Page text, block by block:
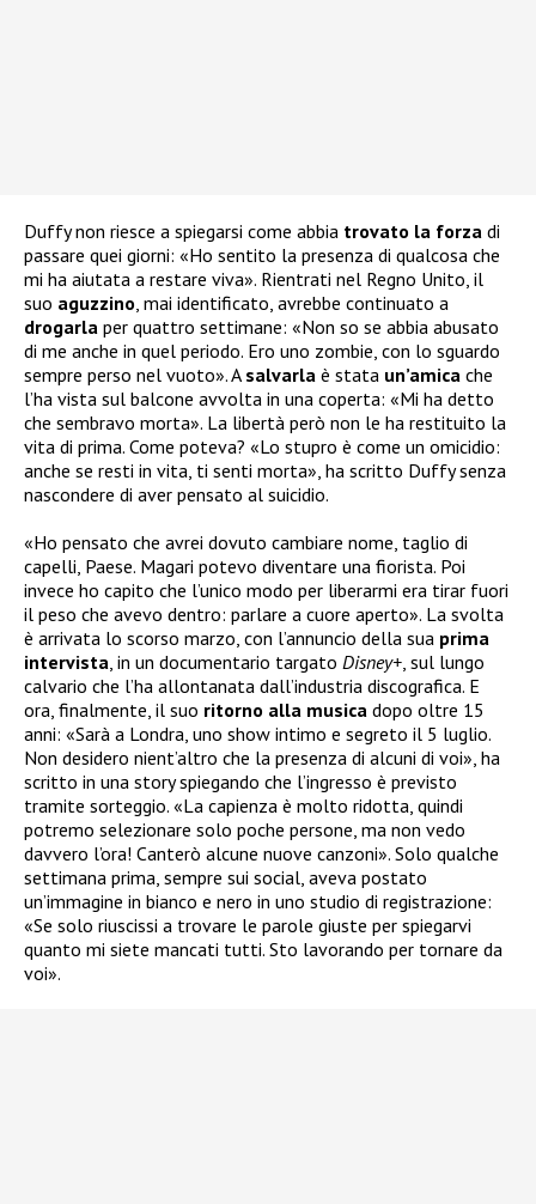
Duffy non riesce a spiegarsi come abbia trovato la forza di
passare quei giorni: «Ho sentito la presenza di qualcosa che
mi ha aiutata a restare viva». Rientrati nel Regno Unito, il
suo aguzzino, mai identificato, avrebbe continuato a
drogarla per quattro settimane: «Non so se abbia abusato
di me anche in quel periodo. Ero uno zombie, con lo sguardo
sempre perso nel vuoto». A salvarla è stata un’amica che
l’ha vista sul balcone avvolta in una coperta: «Mi ha detto
che sembravo morta». La libertà però non le ha restituito la
vita di prima. Come poteva? «Lo stupro è come un omicidio:
anche se resti in vita, ti senti morta», ha scritto Duffy senza
nascondere di aver pensato al suicidio.
«Ho pensato che avrei dovuto cambiare nome, taglio di
capelli, Paese. Magari potevo diventare una fiorista. Poi
invece ho capito che l’unico modo per liberarmi era tirar fuori
il peso che avevo dentro: parlare a cuore aperto». La svolta
è arrivata lo scorso marzo, con l’annuncio della sua prima
intervista, in un documentario targato Disney+, sul lungo
calvario che l’ha allontanata dall’industria discografica. E
ora, finalmente, il suo ritorno alla musica dopo oltre 15
anni: «Sarà a Londra, uno show intimo e segreto il 5 luglio.
Non desidero nient’altro che la presenza di alcuni di voi», ha
scritto in una story spiegando che l’ingresso è previsto
tramite sorteggio. «La capienza è molto ridotta, quindi
potremo selezionare solo poche persone, ma non vedo
davvero l’ora! Canterò alcune nuove canzoni». Solo qualche
settimana prima, sempre sui social, aveva postato
un’immagine in bianco e nero in uno studio di registrazione:
«Se solo riuscissi a trovare le parole giuste per spiegarvi
quanto mi siete mancati tutti. Sto lavorando per tornare da
voi».